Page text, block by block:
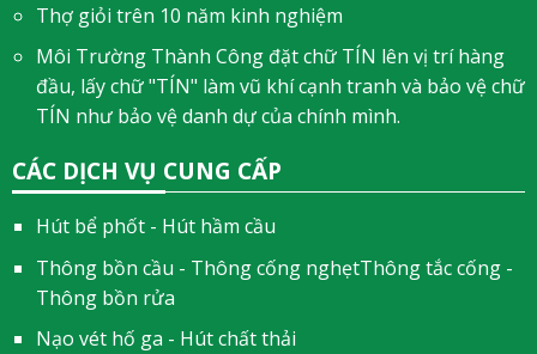
Thợ giỏi trên 10 năm kinh nghiệm
Môi Trường Thành Công đặt chữ TÍN lên vị trí hàng
đầu, lấy chữ "TÍN" làm vũ khí cạnh tranh và bảo vệ chữ
TÍN như bảo vệ danh dự của chính mình.
CÁC DỊCH VỤ CUNG CẤP
Hút bể phốt - Hút hầm cầu
Thông bồn cầu - Thông cống nghẹtThông tắc cống -
Thông bồn rửa
Nạo vét hố ga - Hút chất thải